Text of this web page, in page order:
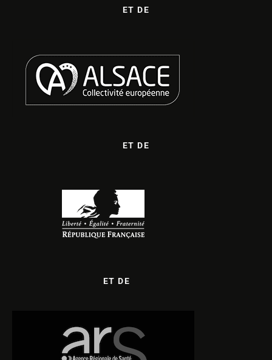
ET DE
ET DE
ET DE